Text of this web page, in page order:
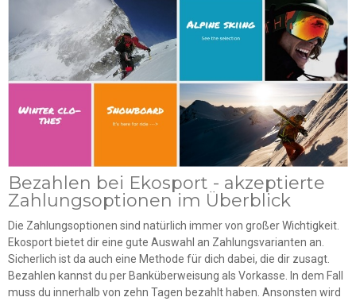
Bezahlen bei Ekosport - akzeptierte
Zahlungsoptionen im Überblick
Die Zahlungsoptionen sind natürlich immer von großer Wichtigkeit.
Ekosport bietet dir eine gute Auswahl an Zahlungsvarianten an.
Sicherlich ist da auch eine Methode für dich dabei, die dir zusagt.
Bezahlen kannst du per Banküberweisung als Vorkasse. In dem Fall
muss du innerhalb von zehn Tagen bezahlt haben. Ansonsten wird